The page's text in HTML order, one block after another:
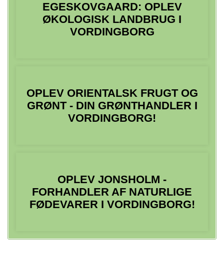
EGESKOVGAARD: OPLEV
ØKOLOGISK LANDBRUG I
VORDINGBORG
OPLEV ORIENTALSK FRUGT OG
GRØNT - DIN GRØNTHANDLER I
VORDINGBORG!
OPLEV JONSHOLM -
FORHANDLER AF NATURLIGE
FØDEVARER I VORDINGBORG!